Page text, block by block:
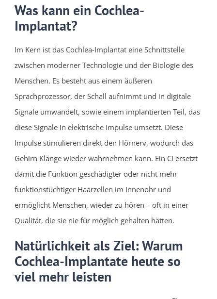
Was kann ein Cochlea-
Implantat?
Im Kern ist das Cochlea-Implantat eine Schnittstelle
zwischen moderner Technologie und der Biologie des
Menschen. Es besteht aus einem äußeren
Sprachprozessor, der Schall aufnimmt und in digitale
Signale umwandelt, sowie einem implantierten Teil, das
diese Signale in elektrische Impulse umsetzt. Diese
Impulse stimulieren direkt den Hörnerv, wodurch das
Gehirn Klänge wieder wahrnehmen kann. Ein CI ersetzt
damit die Funktion geschädigter oder nicht mehr
funktionstüchtiger Haarzellen im Innenohr und
ermöglicht Menschen, wieder zu hören – oft in einer
Qualität, die sie nie für möglich gehalten hätten.
Natürlichkeit als Ziel: Warum
Cochlea-Implantate heute so
viel mehr leisten